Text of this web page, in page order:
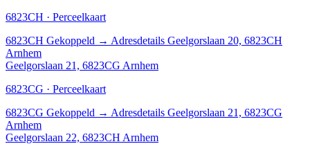
6823CH · Perceelkaart
6823CH Gekoppeld → Adresdetails Geelgorslaan 20, 6823CH
Arnhem
Geelgorslaan 21, 6823CG Arnhem
6823CG · Perceelkaart
6823CG Gekoppeld → Adresdetails Geelgorslaan 21, 6823CG
Arnhem
Geelgorslaan 22, 6823CH Arnhem